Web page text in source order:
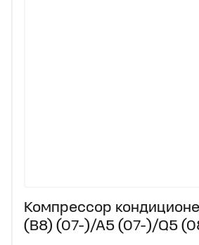
Компрессор
(B8) (07-)/A5 (07-)/Q5